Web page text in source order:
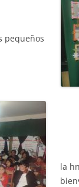
pequeños
la